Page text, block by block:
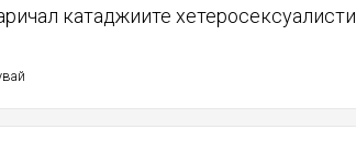
катаджиите хетеросексуалисти.